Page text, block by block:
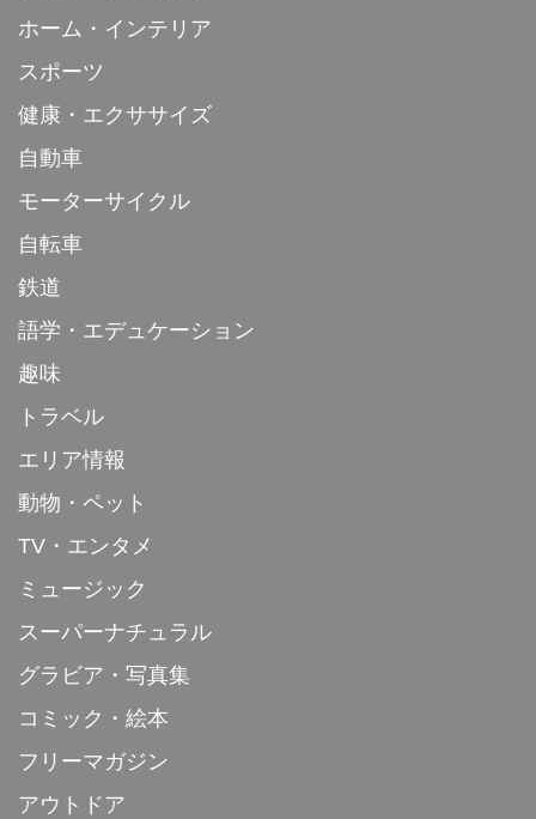
ホーム・インテリア
スポーツ
健康・エクササイズ
自動車
モーターサイクル
自転車
鉄道
語学・エデュケーション
趣味
トラベル
エリア情報
動物・ペット
TV・エンタメ
ミュージック
スーパーナチュラル
グラビア・写真集
コミック・絵本
フリーマガジン
アウトドア